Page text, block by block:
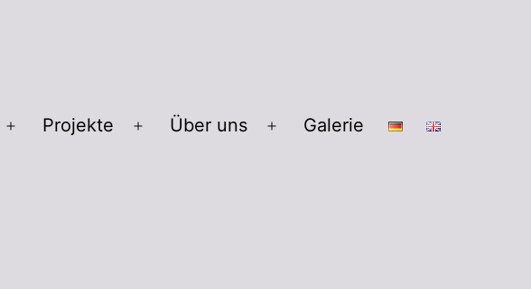
Projekte Über uns Galerie